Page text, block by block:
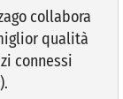
collabora
qualità
connessi